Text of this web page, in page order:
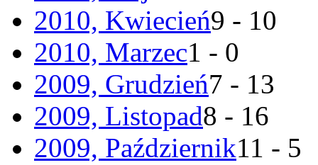
2010, Kwiecień9 - 10
2010, Marzec1 - 0
2009, Grudzień7 - 13
2009, Listopad8 - 16
2009, Październik11 - 5